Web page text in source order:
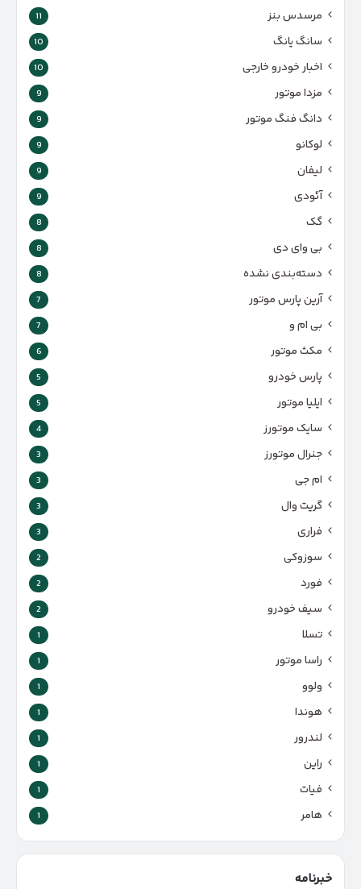
مرسدس بنز 11
سانگ یانگ 10
اخبار خودرو خارجی 10
مزدا موتور 9
دانگ فنگ موتور 9
لوکانو 9
لیفان 9
آئودی 9
گک 8
بی وای دی 8
دسته‌بندی نشده 8
آرین پارس موتور 7
بی ام و 7
مکث موتور 6
پارس‌ خودرو 5
ایلیا موتور 5
سایک موتورز 4
جنرال موتورز 3
ام جی 3
گریت وال 3
فراری 3
سوزوکی 2
فورد 2
سیف خودرو 2
تسلا 1
راسا موتور 1
ولوو 1
هوندا 1
لندرور 1
راین 1
فیات 1
هامر 1
خبرنامه